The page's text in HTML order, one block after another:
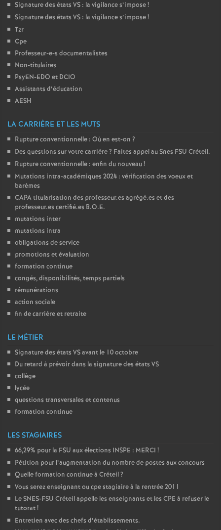
Signature des états VS : la vigilance s’impose!
Signature des états VS : la vigilance s’impose!
Tzr
Cpe
Professeur-e-s documentalistes
Non-titulaires
PsyEN-EDO et DCIO
Assistants d’éducation
AESH
LA CARRIÈRE ET LES MUTS
Rupture conventionnelle : Où en est-on ?
Des questions sur votre carrière? Faites appel au Snes FSU Créteil.
Rupture conventionnelle : enfin du nouveau!
Mutations intra-académiques 2024 : vérification des voeux et
barèmes
CAPAtitularisation des professeur.es agrégé.es et des
professeur.es certifié.es B.O.E.
mutations inter
mutations intra
obligations de service
promotions et évaluation
formation continue
congés, disponibilités, temps partiels
rémunérations
action sociale
fin de carrière et retraite
LE MÉTIER
Signature des états VSavant le 10 octobre
Du retard à prévoir dans la signature des états VS
collège
lycée
questions transversales et contenus
formation continue
LES STAGIAIRES
66,29% pour la FSU aux élections INSPE : MERCI !
Pétition pour l’augmentation du nombre de postes aux concours
Quelle formation continue à Créteil?
Vous serez enseignant ou cpe stagiaire à la rentrée 2011
LeSNES-FSU Créteil appelle les enseignants et les CPE à refuser le
tutorat!
Entretien avec des chefs d’établissements.